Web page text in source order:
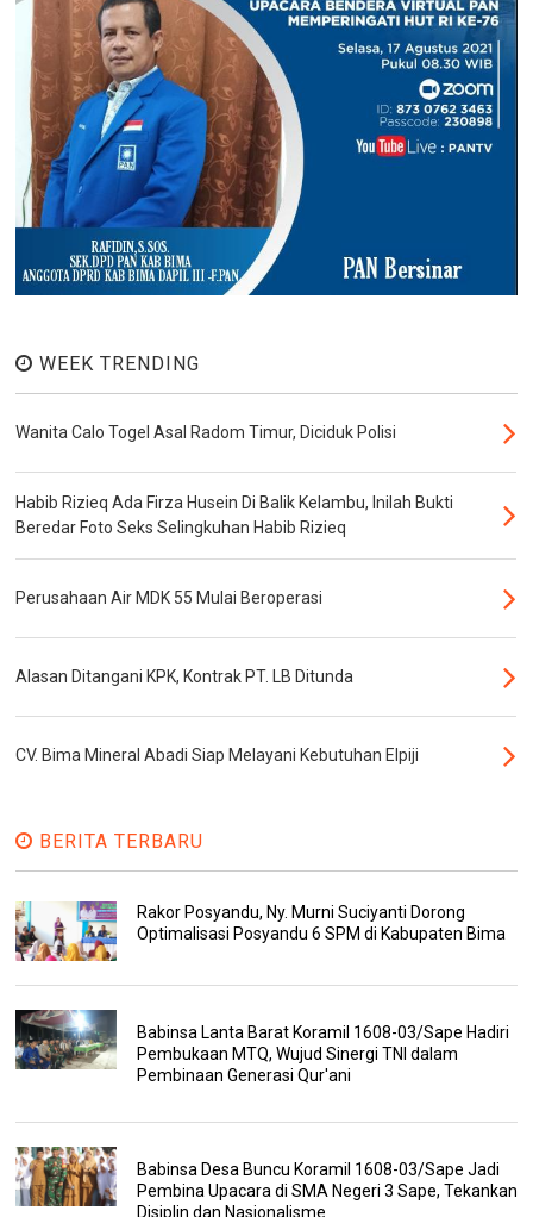
WEEK TRENDING
Wanita Calo Togel Asal Radom Timur, Diciduk Polisi
Habib Rizieq Ada Firza Husein Di Balik Kelambu, Inilah Bukti
Beredar Foto Seks Selingkuhan Habib Rizieq
Perusahaan Air MDK 55 Mulai Beroperasi
Alasan Ditangani KPK, Kontrak PT. LB Ditunda
CV. Bima Mineral Abadi Siap Melayani Kebutuhan Elpiji
BERITA TERBARU
Rakor Posyandu, Ny. Murni Suciyanti Dorong
Optimalisasi Posyandu 6 SPM di Kabupaten Bima
Babinsa Lanta Barat Koramil 1608-03/Sape Hadiri
Pembukaan MTQ, Wujud Sinergi TNI dalam
Pembinaan Generasi Qur'ani
Babinsa Desa Buncu Koramil 1608-03/Sape Jadi
Pembina Upacara di SMA Negeri 3 Sape, Tekankan
Disiplin dan Nasionalisme